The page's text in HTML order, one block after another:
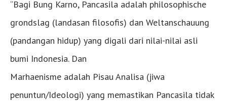
“Bagi Bung Karno, Pancasila adalah philosophische
grondslag (landasan filosofis) dan Weltanschauung
(pandangan hidup) yang digali dari nilai-nilai asli
bumi Indonesia. Dan
Marhaenisme adalah Pisau Analisa (jiwa
penuntun/Ideologi) yang memastikan Pancasila tidak